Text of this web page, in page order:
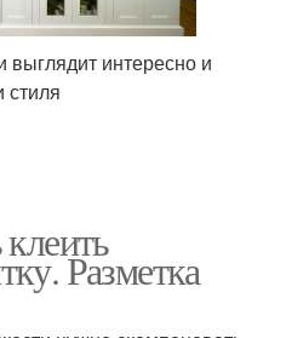
выглядит интересно и
стиля
Разметка